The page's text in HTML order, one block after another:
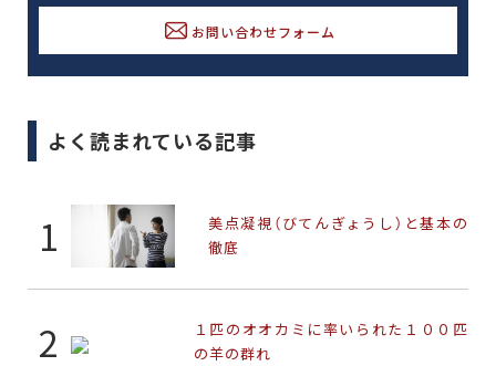
お問い合わせフォーム
よく読まれている記事
美点凝視（びてんぎょうし）と基本の
徹底
１匹のオオカミに率いられた１００匹
の羊の群れ